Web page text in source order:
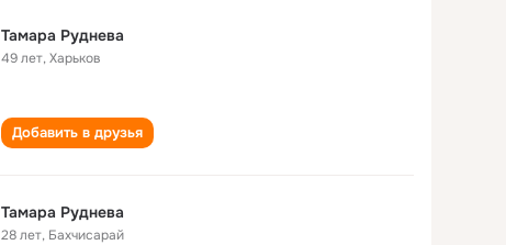
Тамара Руднева
49 лет,Харьков
Добавить в друзья
Тамара Руднева
28 лет, Бахчисарай